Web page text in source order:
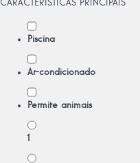
CARACTERÍSTICAS PRINCIPAIS
Piscina
Ar-condicionado
Permite animais
1